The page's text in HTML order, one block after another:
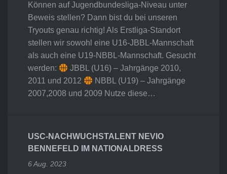
Können auf Jugendbundesliga-Niveau unter
Beweis stellen? Dann bist du bei unseren
Tryouts genau richtig! Als Erstliga-Standort
stellen wir sowohl eine U16-JBBL-Mannschaft
als auch eine U19-NBBL-Mannschaft. Gesucht
werden:
JBBL (U16) – Jahrgänge 2010,
2011 und 2012
NBBL (U19) – Jahrgänge
2007,2008 und 2009 Nutze diese…
USC-NACHWUCHSTALENT NEVIO
BENNEFELD IM NATIONALDRESS
6 Aug. 2023